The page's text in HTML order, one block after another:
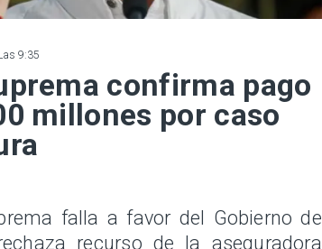
9:35
confirma pago
millones por caso
falla a favor del Gobierno de
recurso de la aseguradora